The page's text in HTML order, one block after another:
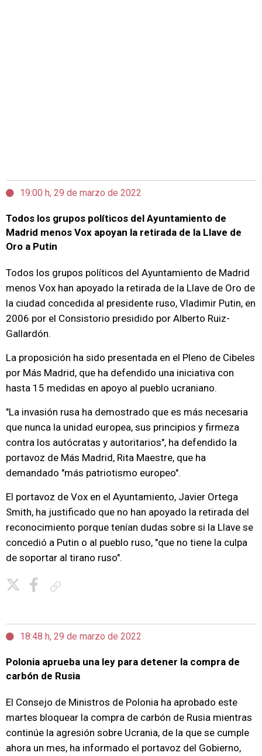
19:00 h, 29 de marzo de 2022
Todos los grupos políticos del Ayuntamiento de
Madrid menos Vox apoyan la retirada de la Llave de
Oro a Putin
Todos los grupos políticos del Ayuntamiento de Madrid
menos Vox han apoyado la retirada de la Llave de Oro de
la ciudad concedida al presidente ruso, Vladimir Putin, en
2006 por el Consistorio presidido por Alberto Ruiz-
Gallardón.
La proposición ha sido presentada en el Pleno de Cibeles
por Más Madrid, que ha defendido una iniciativa con
hasta 15 medidas en apoyo al pueblo ucraniano.
"La invasión rusa ha demostrado que es más necesaria
que nunca la unidad europea, sus principios y firmeza
contra los autócratas y autoritarios", ha defendido la
portavoz de Más Madrid, Rita Maestre, que ha
demandado "más patriotismo europeo".
El portavoz de Vox en el Ayuntamiento, Javier Ortega
Smith, ha justificado que no han apoyado la retirada del
reconocimiento porque tenían dudas sobre si la Llave se
concedió a Putin o al pueblo ruso, "que no tiene la culpa
de soportar al tirano ruso".
18:48 h, 29 de marzo de 2022
Polonia aprueba una ley para detener la compra de
carbón de Rusia
El Consejo de Ministros de Polonia ha aprobado este
martes bloquear la compra de carbón de Rusia mientras
continúe la agresión sobre Ucrania, de la que se cumple
ahora un mes, ha informado el portavoz del Gobierno,